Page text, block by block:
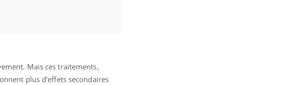
Mais ces traitements,
plus d’effets secondaires